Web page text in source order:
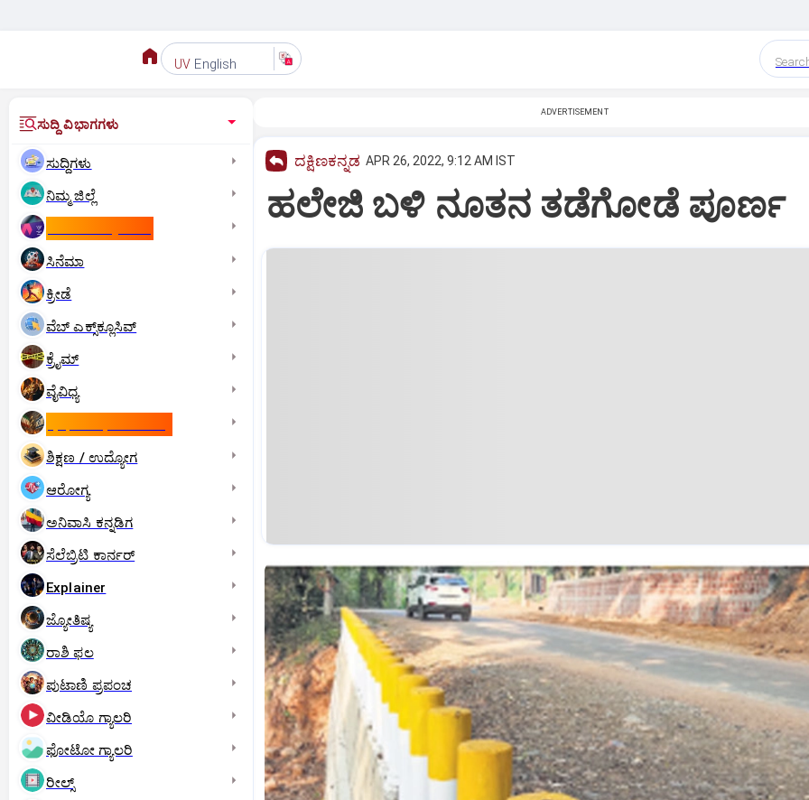
UV English
ಸುದ್ದಿ ವಿಭಾಗಗಳು
ಸುದ್ದಿಗಳು
ನಿಮ್ಮ ಜಿಲ್ಲೆ
ಸಿನೆಮಾ
ಕ್ರೀಡೆ
ವೆಬ್ ಎಕ್ಸ್‌ಕ್ಲೂಸಿವ್
ಕ್ರೈಮ್
ವೈವಿಧ್ಯ
ಶಿಕ್ಷಣ / ಉದ್ಯೋಗ
ಆರೋಗ್ಯ
ಅನಿವಾಸಿ ಕನ್ನಡಿಗ
ಸೆಲೆಬ್ರಿಟಿ ಕಾರ್ನರ್‌
Explainer
ಜ್ಯೋತಿಷ್ಯ
ರಾಶಿ ಫಲ
ಪುಟಾಣಿ ಪ್ರಪಂಚ
ವೀಡಿಯೊ ಗ್ಯಾಲರಿ
ಫೋಟೋ ಗ್ಯಾಲರಿ
ರೀಲ್ಸ್
ADVERTISEMENT
ದಕ್ಷಿಣಕನ್ನಡ APR 26, 2022, 9:12 AM IST
ಹಲೇಜಿ ಬಳಿ ನೂತನ ತಡೆಗೋಡೆ ಪೂರ್ಣ